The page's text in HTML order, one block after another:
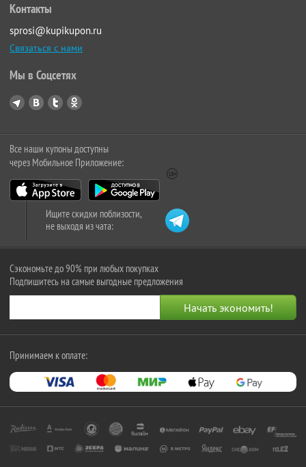
Контакты
sprosi@kupikupon.ru
Связаться с нами
Мы в Соцсетях
Все наши купоны доступны
через Мобильное Приложение:
Ищите скидки поблизости,
не выходя из чата:
Сэкономьте до 90% при любых покупках
Подпишитесь на самые выгодные предложения
Принимаем к оплате: